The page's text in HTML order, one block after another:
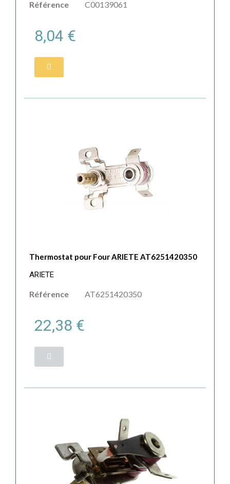
Référence C00139061
8,04 €
Thermostat pour Four ARIETE AT6251420350
ARIETE
Référence AT6251420350
22,38 €